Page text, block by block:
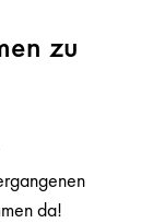
zu
da!